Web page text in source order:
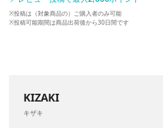
※投稿は（対象商品の）ご購入者のみ可能
※投稿可能期間は商品出荷後から30日間です
KIZAKI
キザキ